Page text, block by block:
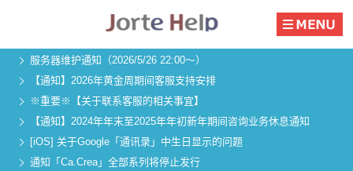
服务器维护通知（2026/5/26 22:00～）
【通知】2026年黄金周期间客服支持安排
※重要※【关于联系客服的相关事宜】
【通知】2024年年末至2025年年初新年期间咨询业务休息通知
[iOS] 关于Google「通讯录」中生日显示的问题
通知「Ca.Crea」全部系列将停止发行